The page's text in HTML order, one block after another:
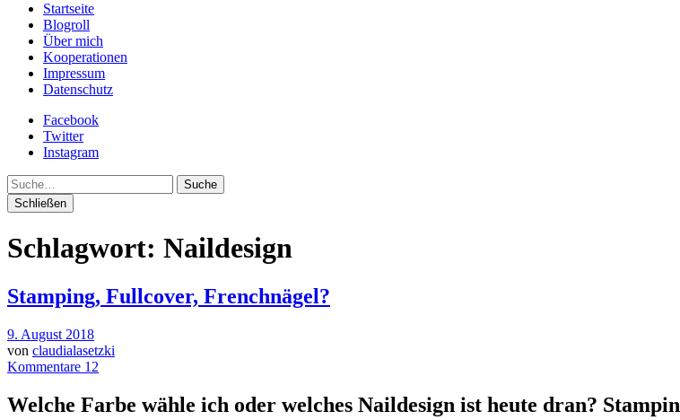
Startseite
Blogroll
Über mich
Kooperationen
Impressum
Datenschutz
Facebook
Twitter
Instagram
Suche
Schließen
Schlagwort: Naildesign
Stamping, Fullcover, Frenchnägel?
9. August 2018
von claudialasetzki
Kommentare 12
Welche Farbe wähle ich oder welches Naildesign ist heute dran?